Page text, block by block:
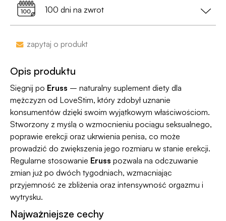
Dyskrecji — jeśli ją naruszymy, zwrócimy Ci
przy zamówieniu za min. 199 zł
100 dni na zwrot
100 dni na zwrot. Sam proces jesy niezwykle
programu Wygodne Zwroty®
zapytaj o produkt
Opis produktu
Sięgnij po Eruss – naturalny suplement diety dla
mężczyzn od LoveStim, który zdobył uznanie
konsumentów dzięki swoim wyjątkowym właściwościom.
Stworzony z myślą o wzmocnieniu pociągu seksualnego,
poprawie erekcji oraz ukrwienia penisa, co może
prowadzić do zwiększenia jego rozmiaru w stanie erekcji.
Regularne stosowanie Eruss pozwala na odczuwanie
zmian już po dwóch tygodniach, wzmacniając
przyjemność ze zbliżenia oraz intensywność orgazmu i
wytrysku.
Najważniejsze cechy